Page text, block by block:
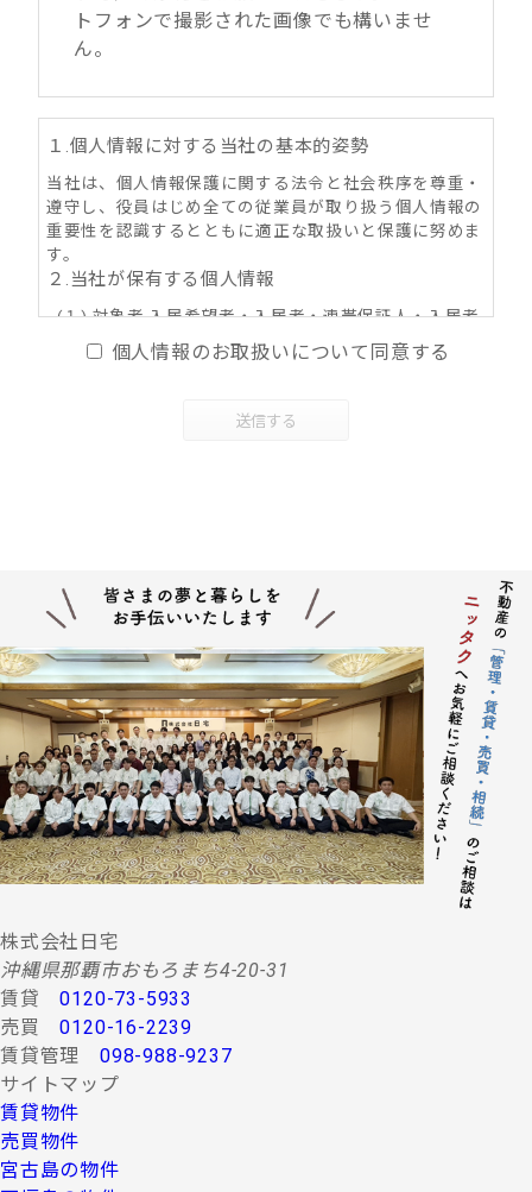
トフォンで撮影された画像でも構いませ
ん。
１.個人情報に対する当社の基本的姿勢
当社は、個人情報保護に関する法令と社会秩序を尊重・
遵守し、役員はじめ全ての従業員が取り扱う個人情報の
重要性を認識するとともに適正な取扱いと保護に努めま
す。
２.当社が保有する個人情報
(１) 対象者 入居希望者・入居者・連帯保証人・入居者
家族・同居人・不動産の所有者その他権利者
(２) 取得情報内容 住所・氏名・性別・生年月日・年
アドレス）・自宅電話番号・個人Ｅ-mail アドレス
(１) 不動産の賃貸、売買、交換、及びそれらの媒介・
代理、紹介、入居申込結果等の連絡、信用情報機
関への信用照会、物件の管理等に関する契約その
他取り決め事項の履行に必要な範囲における利用
並びに当社及び当社グループ会社（アパマンショ
ップ本部及び加盟企業を含む：以下同じ）が提供
する情報・サービスの提供。
(２) 当社グループ会社によるコンサルティング、調査
等に関する契約その他取り決め事項の履行に必要
な範囲における利用並びに情報・サービスの提
供。
(３) 当社グループ会社における広告・宣伝、その他当
社グループ会社より発送されるダイレクトメール
又は、Ｅ-mail、Ｗｅｂサイト等を利用した情報サ
ービスの提供。
(４) 当社グループ会社が行う顧客動向調査、市場調
査、商品開発等の分析データ並びに広告反響等の
各種調査。
(５) 前各項に定める利用目的の達成に必要な範囲にお
ける個人情報の第三者提供。
４.お客様の個人情報の第三者への提供
第三者への提供にあたっては、機密保持のために必要な
措置を講じます。なお、上記利用目的の達成に必要な範
囲内において業務委託先に情報を提供する場合など、法
個人情報のお取扱いについて同意する
送信する
株式会社日宅
沖縄県那覇市おもろまち4-20-31
賃貸0120-73-5933
売買0120-16-2239
賃貸管理 098-988-9237
サイトマップ
賃貸物件
売買物件
宮古島の物件